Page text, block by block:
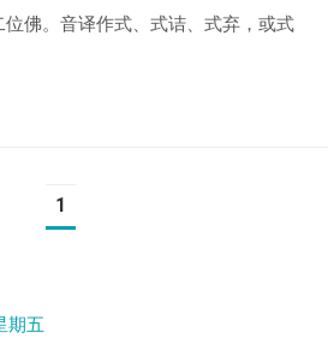
佛。音译作式、式诘、式弃，或式
1
期五